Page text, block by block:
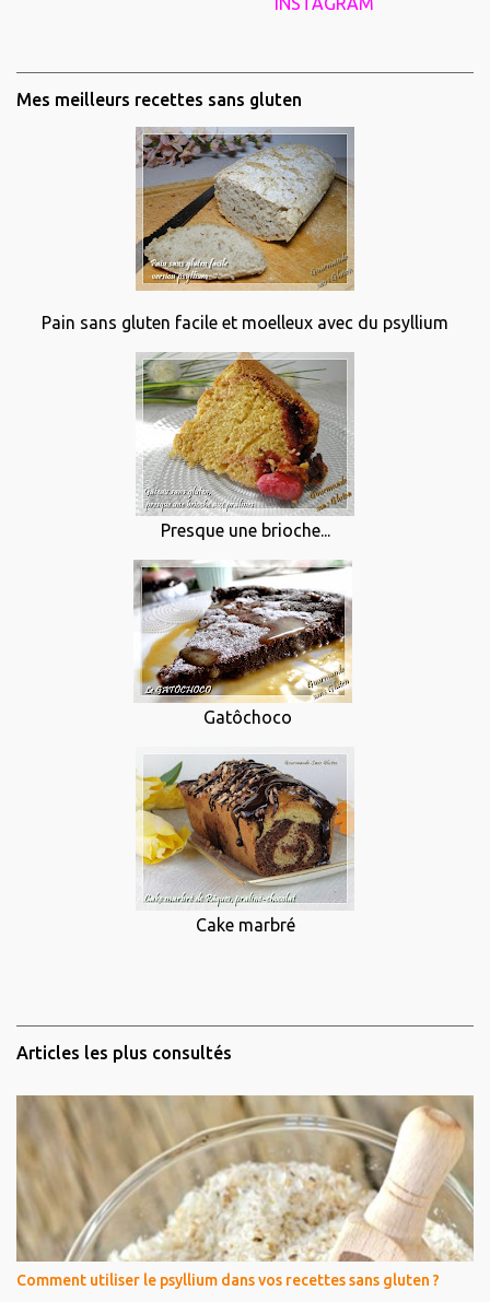
Mes meilleurs recettes sans gluten
Pain sans gluten facile et moelleux avec du psyllium
Presque une brioche...
Gatôchoco
Cake marbré
Articles les plus consultés
Comment utiliser le psyllium dans vos recettes sans gluten ?